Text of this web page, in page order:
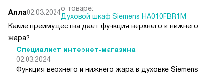
Алла02.03.2024о товаре:
Духовой шкаф Siemens HA010FBR1M
Какие преимущества дает функция верхнего и нижнего
жара?
Специалист интернет-магазина
02.03.2024
Функция верхнего и нижнего жара в духовке Siemens